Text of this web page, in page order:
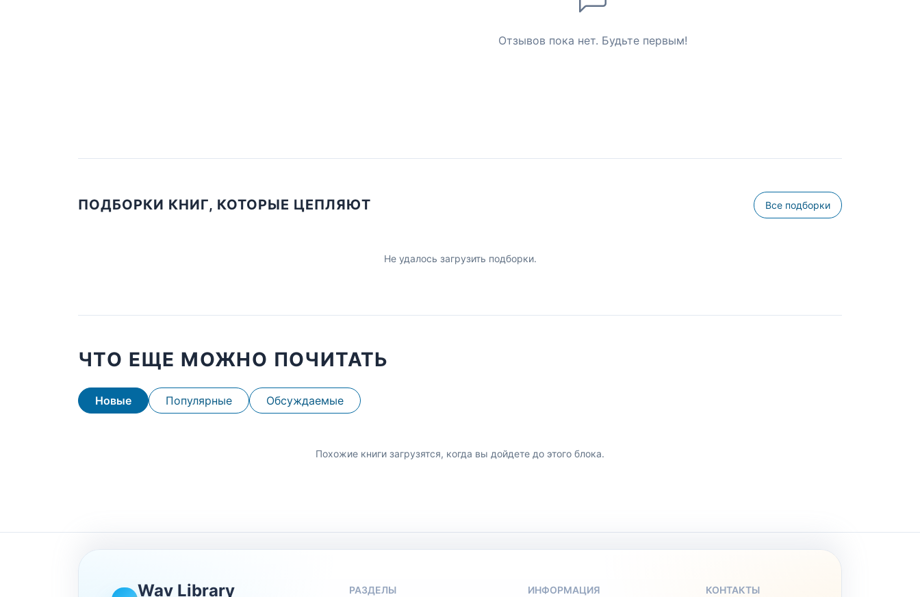
Отзывов пока нет. Будьте первым!
ПОДБОРКИ КНИГ, КОТОРЫЕ ЦЕПЛЯЮТ Все подборки
Не удалось загрузить подборки.
ЧТО ЕЩЕ МОЖНО ПОЧИТАТЬ
Новые Популярные Обсуждаемые
Похожие книги загрузятся, когда вы дойдете до этого блока.
Wav Library РАЗДЕЛЫ ИНФОРМАЦИЯ КОНТАКТЫ